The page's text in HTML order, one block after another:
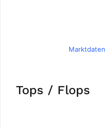
Marktdaten
Tops / Flops